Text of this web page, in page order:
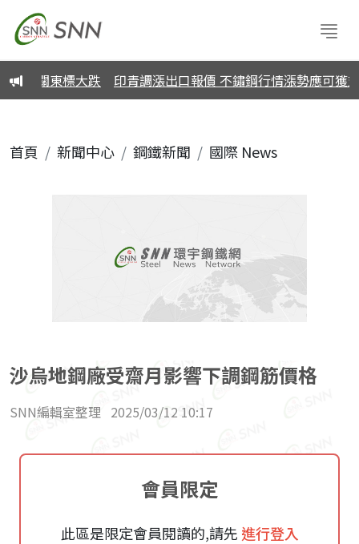
月關東標大跌 印青調漲出口報價 不鏽鋼行情漲勢應可獲支撐
首頁 新聞中心 鋼鐵新聞 國際 News
沙烏地鋼廠受齋月影響下調鋼筋價格
SNN編輯室整理 2025/03/12 10:17
會員限定
此區是限定會員閱讀的,請先 進行登入